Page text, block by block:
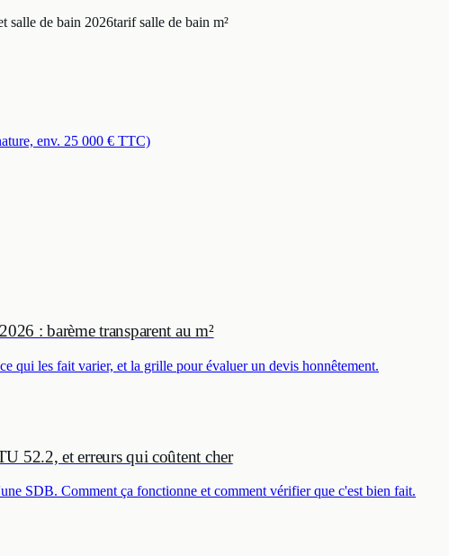
salle de bain 2026tarif salle de bain m²
env. 25 000 € TTC)
: barème transparent au m²
qui les fait varier, et la grille pour évaluer un devis honnêtement.
52.2, et erreurs qui coûtent cher
SDB. Comment ça fonctionne et comment vérifier que c'est bien fait.